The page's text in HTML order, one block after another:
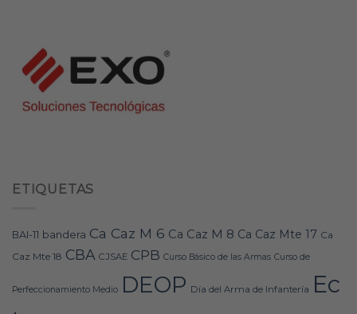
ETIQUETAS
BAI-11 bandera Ca Caz M 6 Ca Caz M 8 Ca Caz Mte 17 Ca
Caz Mte 18 CBA CJSAE CPB Curso Básico de las Armas Curso de
Perfeccionamiento Medio DEOP Día del Arma de Infantería Ec